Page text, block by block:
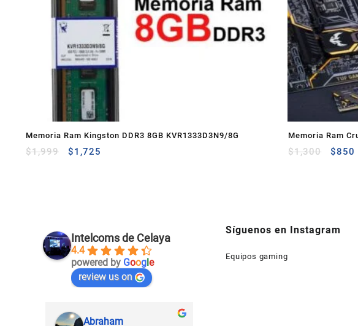
Memoria Ram Kingston DDR3 8GB KVR1333D3N9/8G
$1,999 $1,725
Memoria Ram
$1,300 $850
Intelcoms de Celaya
4.4
powered by Google
review us on
Abraham
Síguenos en Instagram
Equipos gaming